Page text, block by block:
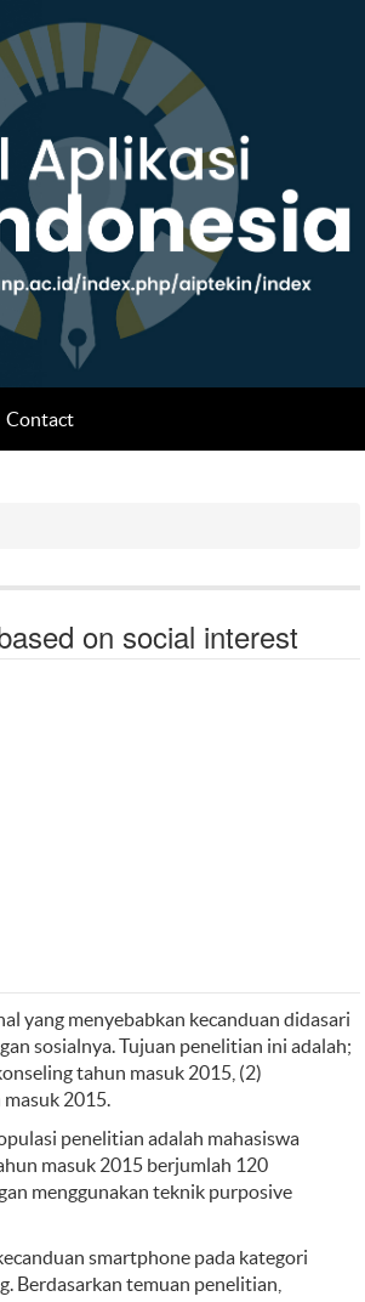
Contact
on social interest
yang menyebabkan kecanduan didasari
sosialnya. Tujuan penelitian ini adalah;
tahun masuk 2015, (2)
2015.
penelitian adalah mahasiswa
masuk 2015 berjumlah 120
menggunakan teknik purposive
smartphone pada kategori
Berdasarkan temuan penelitian,